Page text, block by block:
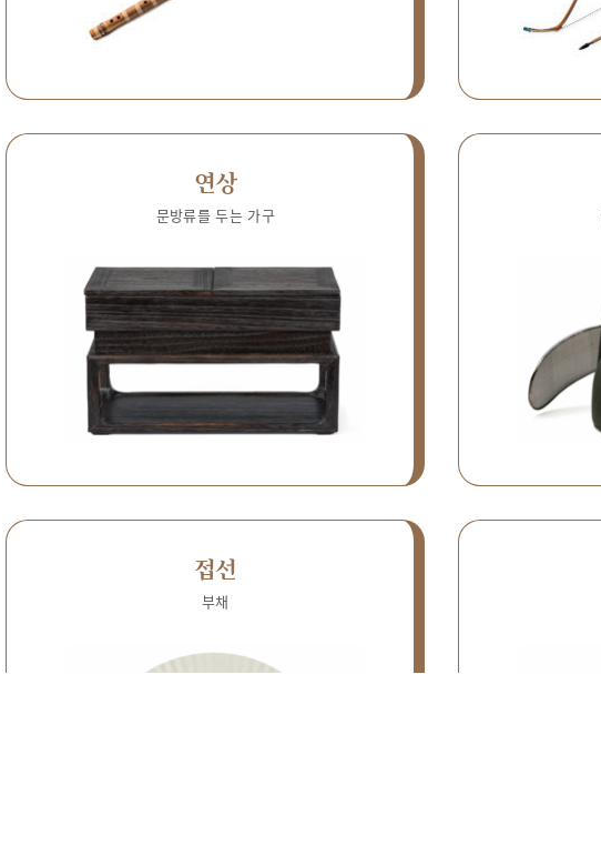
연상
문방류를 두는 가구
접선
부채